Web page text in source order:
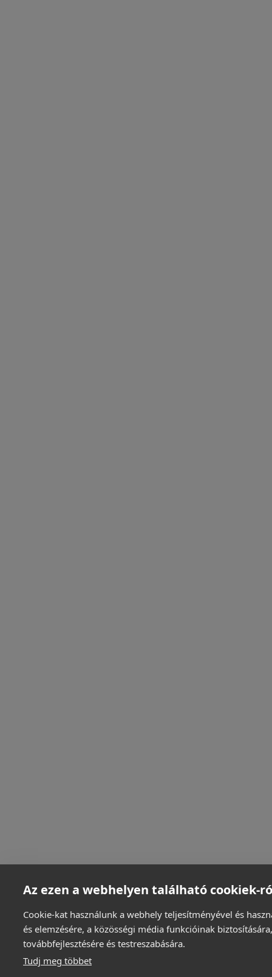
Az ezen a webhelyen található cookiek-
Cookie-kat használunk a webhely teljesítményével és
és elemzésére, a közösségi média funkcióinak
továbbfejlesztésére és testreszabására.
Tudj meg többet